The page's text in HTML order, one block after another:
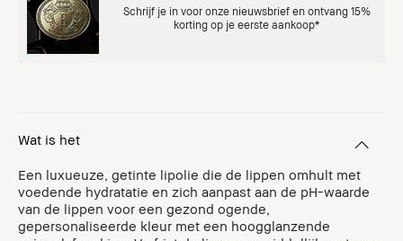
Schrijf je in voor onze nieuwsbrief en ontvang 15%
korting op je eerste aankoop*
Wat is het
Een luxueuze, getinte lipolie die de lippen omhult met
voedende hydratatie en zich aanpast aan de pH-waarde
van de lippen voor een gezond ogende,
gepersonaliseerde kleur met een hoogglanzende